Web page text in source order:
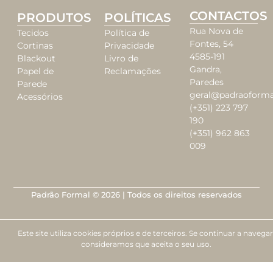
PRODUTOS
Tecidos
Cortinas
Blackout
Papel de
Parede
Acessórios
POLÍTICAS
Política de
Privacidade
Livro de
Reclamações
CONTACTOS
Rua Nova de
Fontes, 54
4585-191
Gandra,
Paredes
(+351) 223 797
190
(+351) 962 863
009
Padrão Formal © 2026 | Todos os direitos reservados
Este site utiliza cookies próprios e de terceiros. Se continuar a
consideramos que aceita o seu uso.